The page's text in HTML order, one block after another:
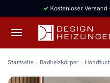
✓ Kostenloser Versand
Startseite Badheizkörper